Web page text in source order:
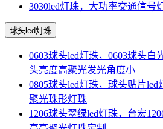
3030led灯珠，大功率交通信号
球头led灯珠
0603球头led灯珠，0603球头白
头亮度高聚光发光角度小
0805球头led灯珠，球头贴片
聚光珠形灯珠
1206球头翠绿led灯珠，台宏